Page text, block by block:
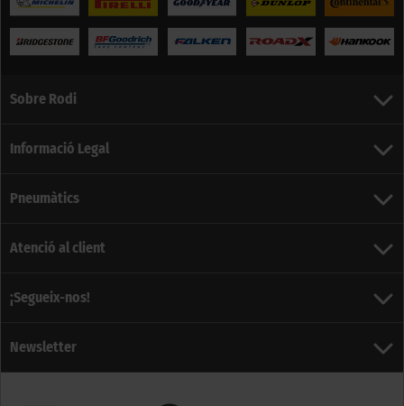
Sobre Rodi
Informació Legal
Pneumàtics
Atenció al client
¡Segueix-nos!
Newsletter